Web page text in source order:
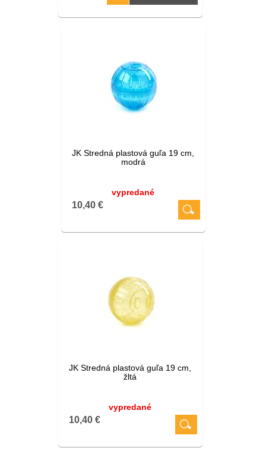
JK Stredná plastová guľa 19 cm,
modrá
vypredané
10,40 €
JK Stredná plastová guľa 19 cm,
žltá
vypredané
10,40 €